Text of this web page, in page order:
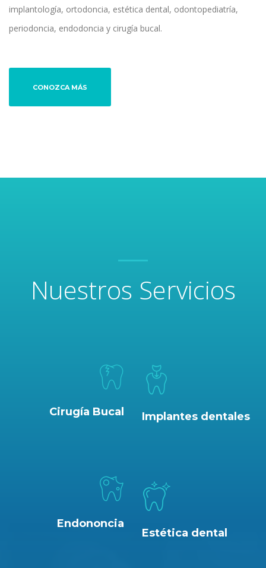
implantología, ortodoncia, estética dental, odontopediatría,
periodoncia, endodoncia y cirugía bucal.
CONOZCA MÁS
Nuestros Servicios
Cirugía Bucal
Endononcia
Implantes dentales
Estética dental